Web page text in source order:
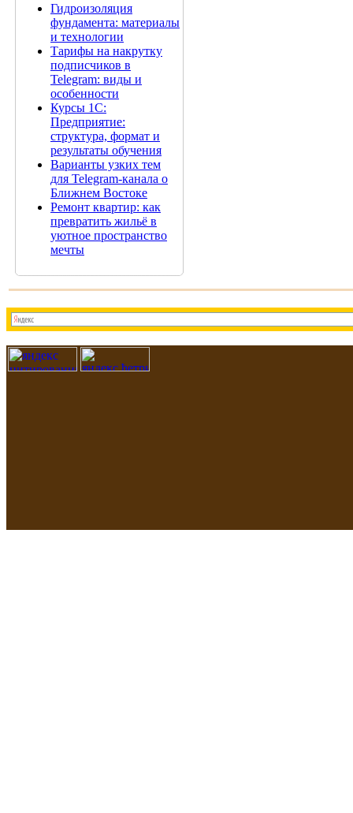
Гидроизоляция
фундамента: материалы
и технологии
Тарифы на накрутку
подписчиков в
Telegram: виды и
особенности
Курсы 1С:
Предприятие:
структура, формат и
результаты обучения
Варианты узких тем
для Telegram-канала о
Ближнем Востоке
Ремонт квартир: как
превратить жильё в
уютное пространство
мечты